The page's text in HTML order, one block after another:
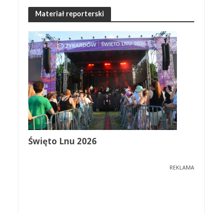
Materiał reporterski
Święto Lnu 2026
REKLAMA